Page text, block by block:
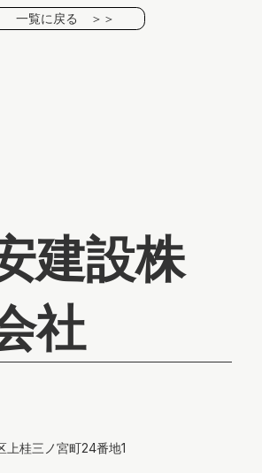
一覧に戻る ＞＞
建設株
社
上桂三ノ宮町24番地1